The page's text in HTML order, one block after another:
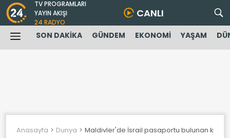
TV PROGRAMLARI
YAYIN AKIŞI
24 RADYO
CANLI
SON DAKİKA GÜNDEM EKONOMİ YAŞAM
Anasayfa Dunya Maldivler'de İsrail pasaportu bulunan